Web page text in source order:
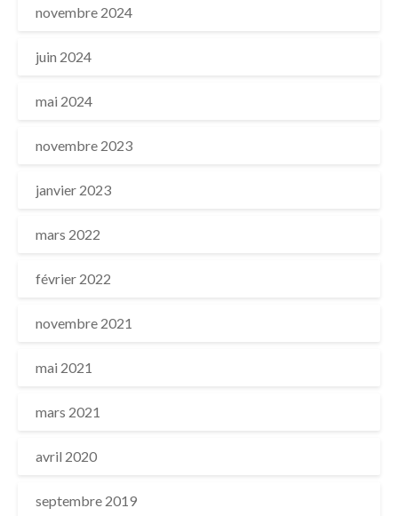
novembre 2024
juin 2024
mai 2024
novembre 2023
janvier 2023
mars 2022
février 2022
novembre 2021
mai 2021
mars 2021
avril 2020
septembre 2019